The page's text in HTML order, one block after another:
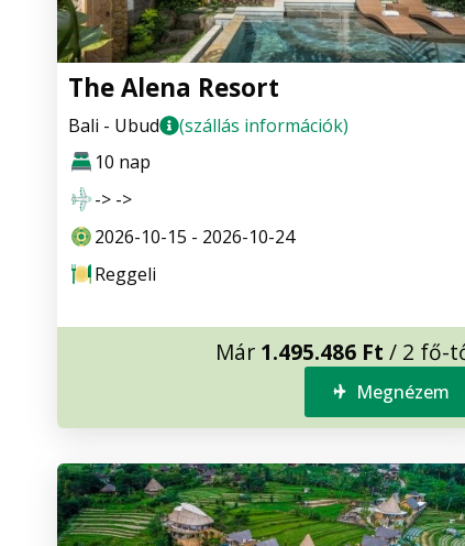
The Alena Resort
Bali - Ubud
(szállás információk)
10 nap
-> ->
2026-10-15 - 2026-10-24
Reggeli
Már 1.495.486 Ft / 2 fő-
Megnézem